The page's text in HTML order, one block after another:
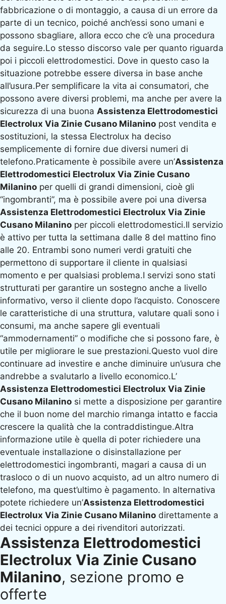
fabbricazione o di montaggio, a causa di un errore da
parte di un tecnico, poiché anch’essi sono umani e
possono sbagliare, allora ecco che c’è una procedura
da seguire.Lo stesso discorso vale per quanto riguarda
poi i piccoli elettrodomestici. Dove in questo caso la
situazione potrebbe essere diversa in base anche
all’usura.Per semplificare la vita ai consumatori, che
possono avere diversi problemi, ma anche per avere la
sicurezza di una buona Assistenza Elettrodomestici
Electrolux Via Zinie Cusano Milanino post vendita e
sostituzioni, la stessa Electrolux ha deciso
semplicemente di fornire due diversi numeri di
telefono.Praticamente è possibile avere un’Assistenza
Elettrodomestici Electrolux Via Zinie Cusano
Milanino per quelli di grandi dimensioni, cioè gli
“ingombranti”, ma è possibile avere poi una diversa
Assistenza Elettrodomestici Electrolux Via Zinie
Cusano Milanino per piccoli elettrodomestici.Il servizio
è attivo per tutta la settimana dalle 8 del mattino fino
alle 20. Entrambi sono numeri verdi gratuiti che
permettono di supportare il cliente in qualsiasi
momento e per qualsiasi problema.I servizi sono stati
strutturati per garantire un sostegno anche a livello
informativo, verso il cliente dopo l’acquisto. Conoscere
le caratteristiche di una struttura, valutare quali sono i
consumi, ma anche sapere gli eventuali
“ammodernamenti” o modifiche che si possono fare, è
utile per migliorare le sue prestazioni.Questo vuol dire
continuare ad investire e anche diminuire un’usura che
andrebbe a svalutarlo a livello economico.L’
Assistenza Elettrodomestici Electrolux Via Zinie
Cusano Milanino si mette a disposizione per garantire
che il buon nome del marchio rimanga intatto e faccia
crescere la qualità che la contraddistingue.Altra
informazione utile è quella di poter richiedere una
eventuale installazione o disinstallazione per
elettrodomestici ingombranti, magari a causa di un
trasloco o di un nuovo acquisto, ad un altro numero di
telefono, ma quest’ultimo è pagamento. In alternativa
potete richiedere un’Assistenza Elettrodomestici
Electrolux Via Zinie Cusano Milanino direttamente a
dei tecnici oppure a dei rivenditori autorizzati.
Assistenza Elettrodomestici
Electrolux Via Zinie Cusano
Milanino, sezione promo e
offerte